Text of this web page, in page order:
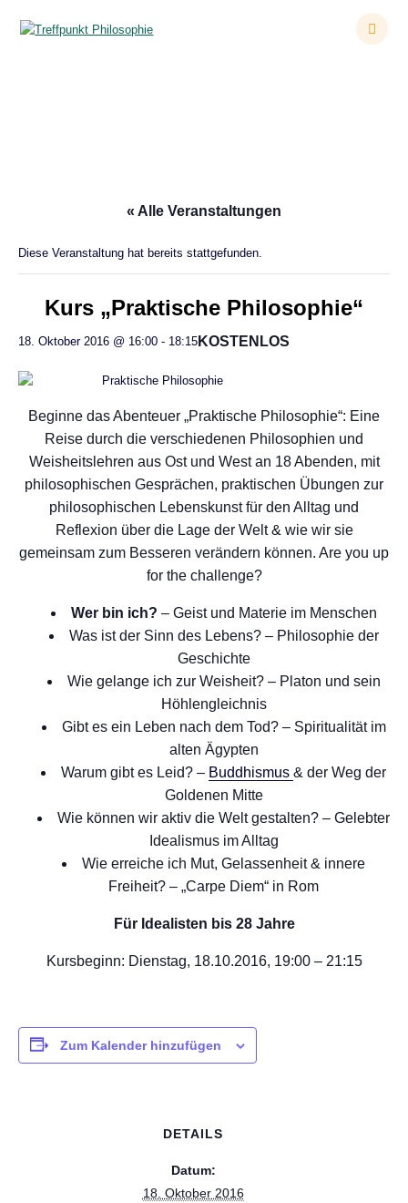
« Alle Veranstaltungen
Diese Veranstaltung hat bereits stattgefunden.
Kurs „Praktische Philosophie“
18. Oktober 2016 @ 16:00 - 18:15 KOSTENLOS
Beginne das Abenteuer „Praktische Philosophie“: Eine
Reise durch die verschiedenen Philosophien und
Weisheitslehren aus Ost und West an 18 Abenden, mit
philosophischen Gesprächen, praktischen Übungen zur
philosophischen Lebenskunst für den Alltag und
Reflexion über die Lage der Welt & wie wir sie
gemeinsam zum Besseren verändern können. Are you up
for the challenge?
Wer bin ich? – Geist und Materie im Menschen
Was ist der Sinn des Lebens? – Philosophie der
Geschichte
Wie gelange ich zur Weisheit? – Platon und sein
Höhlengleichnis
Gibt es ein Leben nach dem Tod? – Spiritualität im
alten Ägypten
Warum gibt es Leid? – Buddhismus & der Weg der
Goldenen Mitte
Wie können wir aktiv die Welt gestalten? – Gelebter
Idealismus im Alltag
Wie erreiche ich Mut, Gelassenheit & innere
Freiheit? – „Carpe Diem“ in Rom
Für Idealisten bis 28 Jahre
Kursbeginn: Dienstag, 18.10.2016, 19:00 – 21:15
Zum Kalender hinzufügen
DETAILS
Datum:
18. Oktober 2016